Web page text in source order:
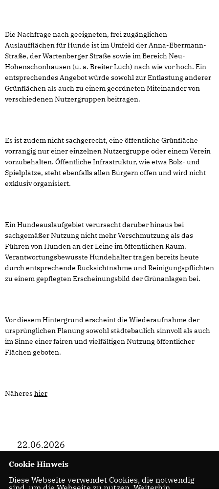
Die Nachfrage nach geeigneten, frei zugänglichen
Auslaufflächen für Hunde ist im Umfeld der Anna-Ebermann-
Straße, der Wartenberger Straße sowie im Bereich Neu-
Hohenschönhausen (u. a. Breiter Luch) nach wie vor hoch. Ein
entsprechendes Angebot würde sowohl zur Entlastung anderer
Grünflächen als auch zu einem geordneten Miteinander von
verschiedenen Nutzergruppen beitragen.
Es ist zudem nicht sachgerecht, eine öffentliche Grünfläche
vorrangig nur einer einzelnen Nutzergruppe oder einem Verein
vorzubehalten. Öffentliche Infrastruktur, wie etwa Bolz- und
Spielplätze, steht ebenfalls allen Bürgern offen und wird nicht
exklusiv organisiert.
Ein Hundeauslaufgebiet verursacht darüber hinaus bei
sachgemäßer Nutzung nicht mehr Verschmutzung als das
Führen von Hunden an der Leine im öffentlichen Raum.
Verantwortungsbewusste Hundehalter tragen bereits heute
durch entsprechende Rücksichtnahme und Reinigungspflichten
zu einem gepflegten Erscheinungsbild der Grünanlagen bei.
Vor diesem Hintergrund erscheint die Wiederaufnahme der
ursprünglichen Planung sowohl städtebaulich sinnvoll als auch
im Sinne einer fairen und vielfältigen Nutzung öffentlicher
Flächen geboten.
Näheres hier
22.06.2026
Cookie Hinweis
Diese Webseite verwendet Cookies, die notwendig